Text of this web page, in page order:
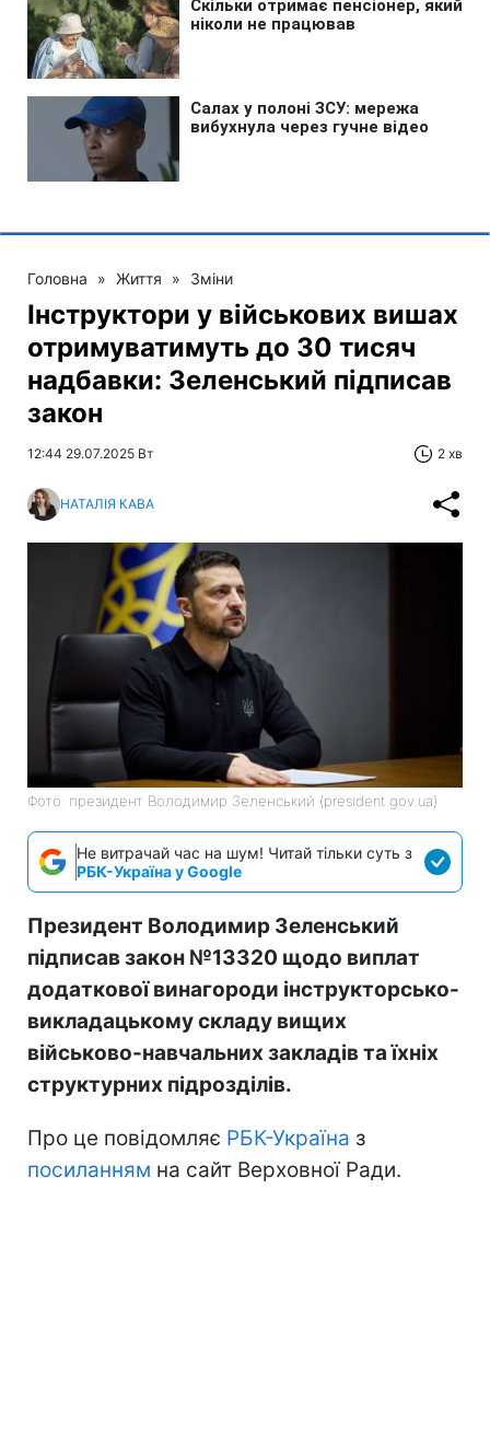
Головна » Життя » Зміни
Інструктори у військових вишах
отримуватимуть до 30 тисяч
надбавки: Зеленський підписав
закон
12:44 29.07.2025 Вт 2 хв
НАТАЛІЯ КАВА
Фото: президент Володимир Зеленський (president.gov.ua)
Не витрачай час на шум! Читай тільки суть з
РБК-Україна у Google
Президент Володимир Зеленський
підписав закон №13320 щодо виплат
додаткової винагороди інструкторсько-
викладацькому складу вищих
військово-навчальних закладів та їхніх
структурних підрозділів.
Про це повідомляє РБК-Україна з
посиланням на сайт Верховної Ради.